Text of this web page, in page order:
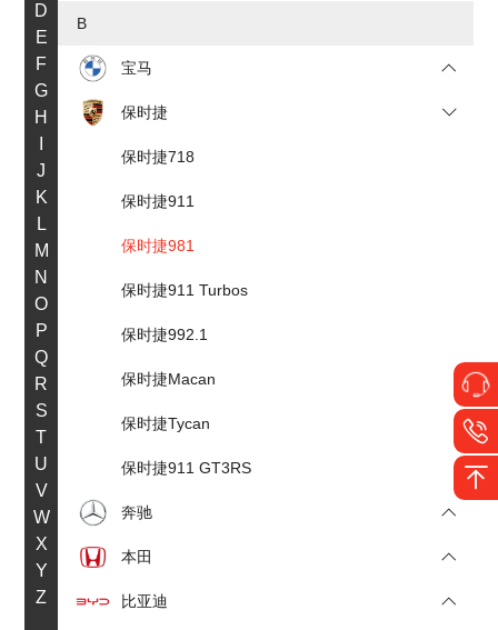
D
E
F
G
H
J
K
L
M
N
O
P
Q
R
S
T
U
V
W
X
Y
Z
B
宝马
保时捷
保时捷718
保时捷911
保时捷981
保时捷911 Turbos
保时捷992.1
保时捷Macan
保时捷Tycan
保时捷911 GT3RS
奔驰
本田
比亚迪